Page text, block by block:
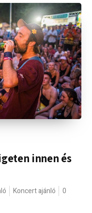
innen és
Koncert ajánló
0